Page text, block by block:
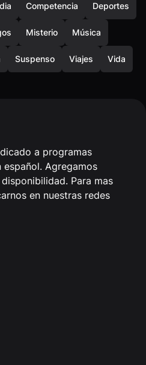
Competencia Deportes
Misterio Música
Suspenso Viajes Vida
a programas
Agregamos
Para mas
en nuestras redes